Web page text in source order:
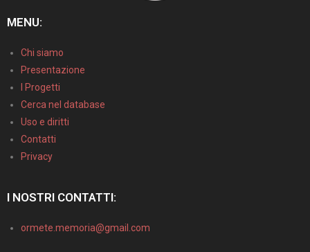
MENU:
Chi siamo
Presentazione
I Progetti
Cerca nel database
Uso e diritti
Contatti
Privacy
I NOSTRI CONTATTI:
ormete.memoria@gmail.com